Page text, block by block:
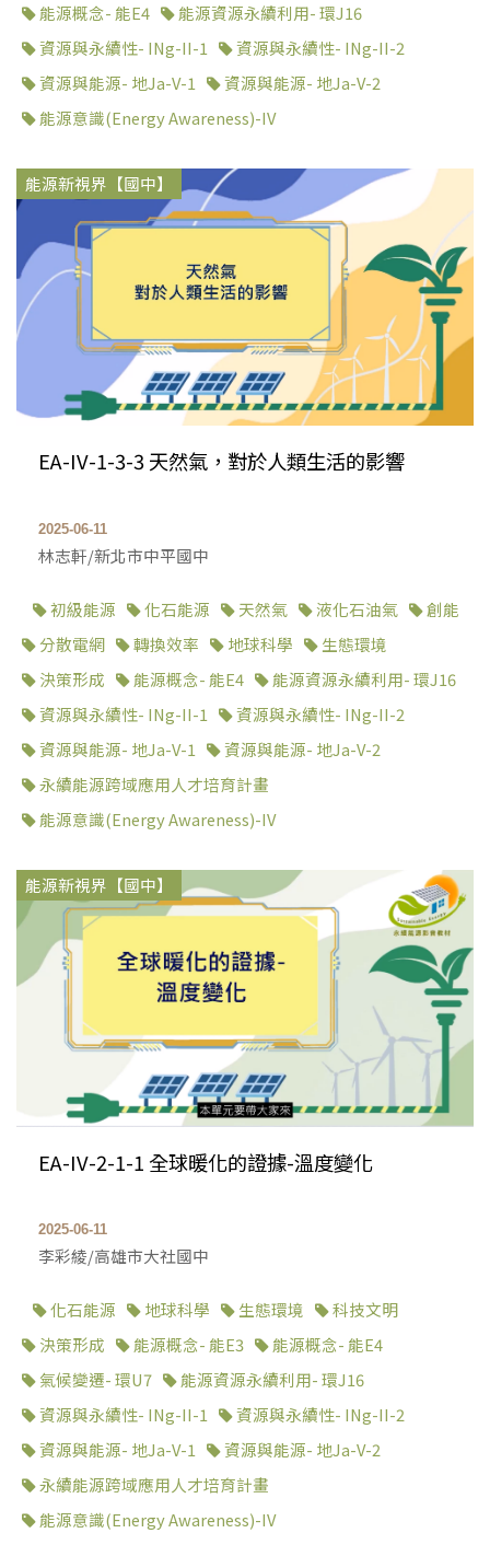
能源概念- 能E4
能源資源永續利用- 環J16
資源與永續性- INg-II-1
資源與永續性- INg-II-2
資源與能源- 地Ja-V-1
資源與能源- 地Ja-V-2
能源意識(Energy Awareness)-IV
能源新視界【國中】
EA-IV-1-3-3 天然氣，對於人類生活的影響
2025-06-11
林志軒/新北市中平國中
初級能源 化石能源 天然氣 液化石油氣
創能
分散電網
轉換效率 地球科學
生態環境
決策形成
能源概念- 能E4
能源資源永續利用- 環J16
資源與永續性- INg-II-1
資源與永續性- INg-II-2
資源與能源- 地Ja-V-1
資源與能源- 地Ja-V-2
永續能源跨域應用人才培育計畫
能源意識(Energy Awareness)-IV
能源新視界【國中】
EA-IV-2-1-1 全球暖化的證據-溫度變化
2025-06-11
李彩綾/高雄市大社國中
化石能源 地球科學 生態環境
科技文明
決策形成
能源概念- 能E3
能源概念- 能E4
氣候變遷- 環U7
能源資源永續利用- 環J16
資源與永續性- INg-II-1
資源與永續性- INg-II-2
資源與能源- 地Ja-V-1
資源與能源- 地Ja-V-2
永續能源跨域應用人才培育計畫
能源意識(Energy Awareness)-IV